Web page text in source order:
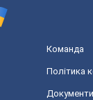
Команда
Політика
Документи